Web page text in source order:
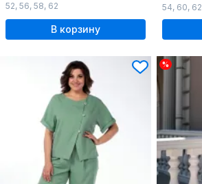
52, 56, 58, 62
В корзину
54, 60, 62
%